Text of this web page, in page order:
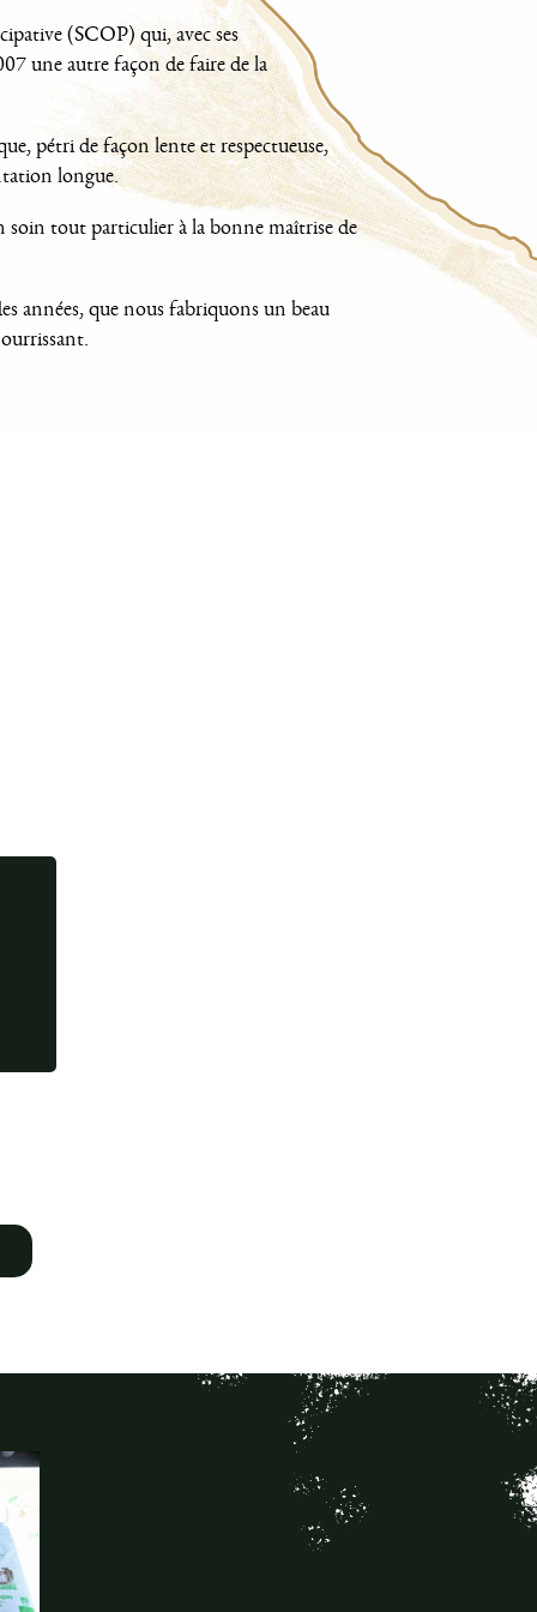
(SCOP) qui, avec ses
une autre façon de faire de la
pétri de façon lente et respectueuse,
longue.
soin tout particulier à la bonne maîtrise de
années, que nous fabriquons un beau